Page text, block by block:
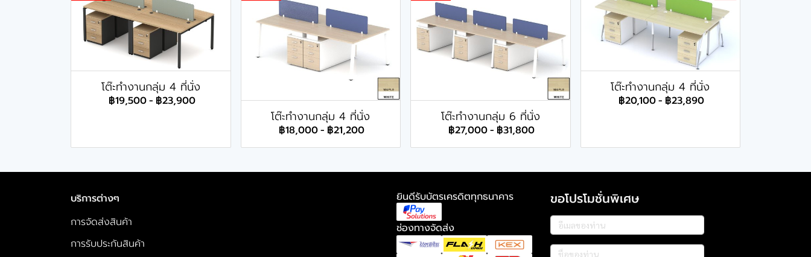
โต๊ะทำงานกลุ่ม 4 ที่นั่ง
฿19,500- ฿23,900
โต๊ะทำงานกลุ่ม 4 ที่นั่ง
฿18,000- ฿21,200
โต๊ะทำงานกลุ่ม 6 ที่นั่ง
฿27,000- ฿31,800
โต๊ะทำงานกลุ่ม 4 ที่นั่ง
฿20,100- ฿23,890
บริการต่างๆ
การจัดส่งสินค้า
การรับประกันสินค้า
ยินดีรับบัตรเครดิตทุกธนาคาร
ช่องทางจัดส่ง
ขอโปรโมชั่นพิเศษ